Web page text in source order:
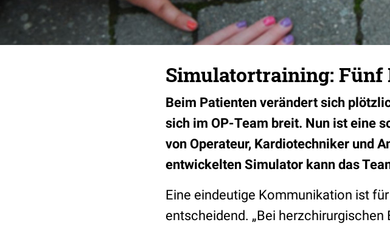
Simulatortraining: Fünf
Beim Patienten verändert sich
sich im OP-Team breit. Nun ist eine
von Operateur, Kardiotechniker und
entwickelten Simulator kann das
Eine eindeutige Kommunikation ist
entscheidend. „Bei